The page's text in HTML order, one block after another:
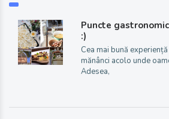
Puncte
:)
Cea mai bună
mănânci acolo unde
Adesea,